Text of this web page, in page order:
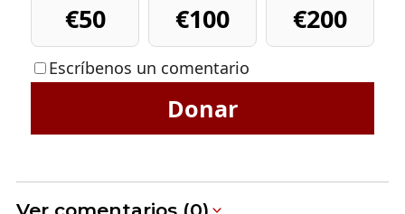
€50
€100 €200
Escríbenos un comentario
Donar